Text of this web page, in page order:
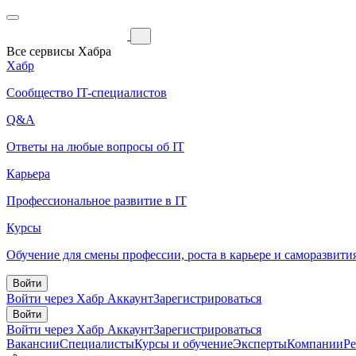
Все сервисы Хабра
Хабр
Сообщество IT-специалистов
Q&A
Ответы на любые вопросы об IT
Карьера
Профессиональное развитие в IT
Курсы
Обучение для смены профессии, роста в карьере и
Войти
Войти через Хабр АккаунтЗарегистрироваться
Войти
Войти через Хабр АккаунтЗарегистрироваться
ВакансииСпециалистыКурсы и обучениеЭкспертыКомпании